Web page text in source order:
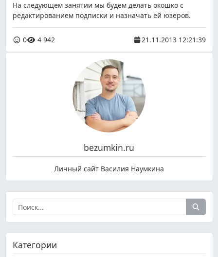
На следующем занятии мы будем делать окошко с
редактированием подписки и назначать ей юзеров.
0 4 942 21.11.2013 12:21:39
bezumkin.ru
Личный сайт Василия Наумкина
Категории